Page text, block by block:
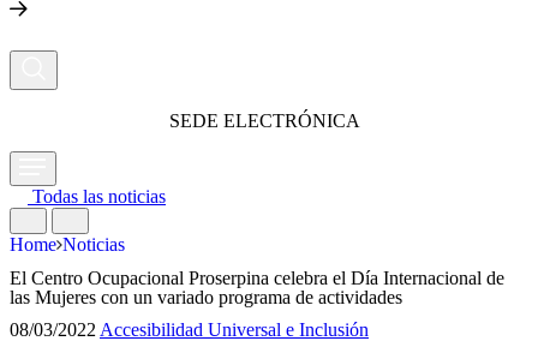
SEDE ELECTRÓNICA
Todas las noticias
Home Noticias
El Centro Ocupacional Proserpina celebra el Día Internacional de
las Mujeres con un variado programa de actividades
08/03/2022Accesibilidad Universal e Inclusión